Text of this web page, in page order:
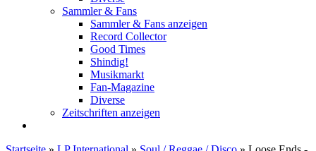
Sammler & Fans
Sammler & Fans anzeigen
Record Collector
Good Times
Shindig!
Musikmarkt
Fan-Magazine
Diverse
Zeitschriften anzeigen